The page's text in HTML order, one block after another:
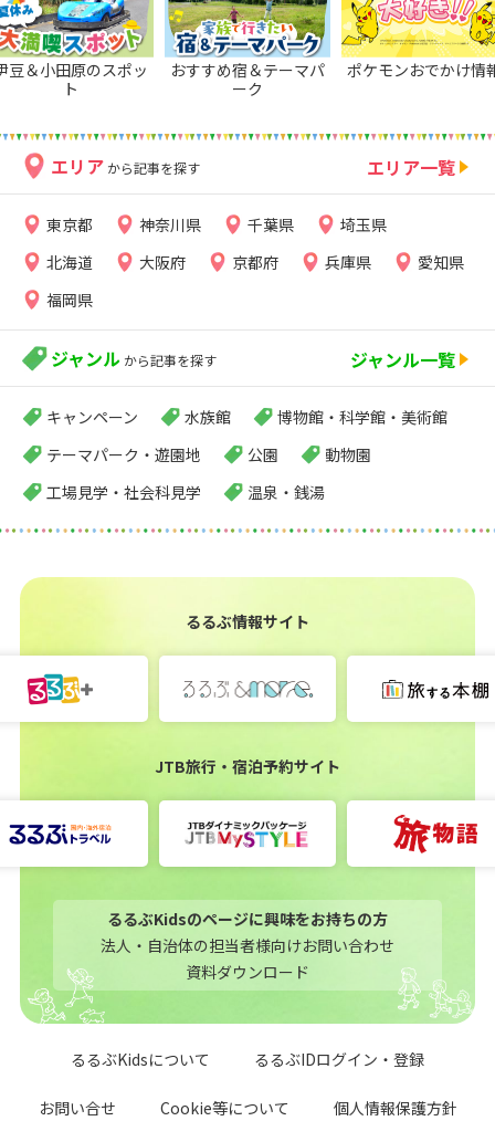
豆＆小田原のスポッ
ト
おすすめ宿＆テーマパ
ーク
ポケモンおでかけ情
エリア から記事を探す エリア一覧
東京都 神奈川県 千葉県
埼玉県
北海道
大阪府 京都府 兵庫県
愛知県
福岡県
ジャンル から記事を探す ジャンル一覧
キャンペーン 水族館
博物館・科学館・美術館
テーマパーク・遊園地
公園
動物園
工場見学・社会科見学
温泉・銭湯
るるぶ情報サイト
JTB旅行・宿泊予約サイト
るるぶKidsのページに興味をお持ちの方
法人・自治体の担当者様向けお問い合わせ
資料ダウンロード
るるぶKidsについて るるぶIDログイン・登録
お問い合せ Cookie等について 個人情報保護方針